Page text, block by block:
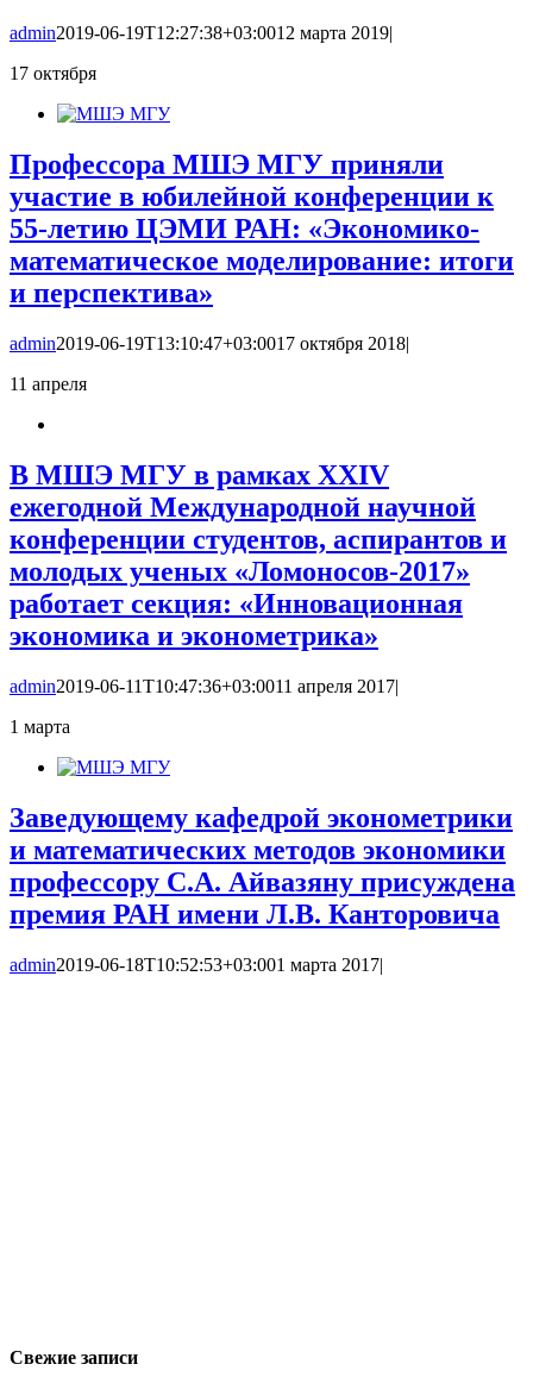
admin2019-06-19T12:27:38+03:0012 марта 2019|
17 октября
Профессора МШЭ МГУ приняли
участие в юбилейной конференции к
55-летию ЦЭМИ РАН: «Экономико-
математическое моделирование: итоги
и перспектива»
admin2019-06-19T13:10:47+03:0017 октября 2018|
11 апреля
В МШЭ МГУ в рамках XXIV
ежегодной Международной научной
конференции студентов, аспирантов и
молодых ученых «Ломоносов-2017»
работает секция: «Инновационная
экономика и эконометрика»
admin2019-06-11T10:47:36+03:0011 апреля 2017|
1 марта
Заведующему кафедрой эконометрики
и математических методов экономики
профессору С.А. Айвазяну присуждена
премия РАН имени Л.В. Канторовича
admin2019-06-18T10:52:53+03:001 марта 2017|
Свежие записи